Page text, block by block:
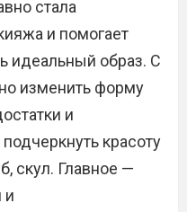
стала
и помогает
идеальный образ. С
изменить форму
и
красоту
скул. Главное —
и